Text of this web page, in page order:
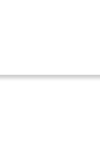
Skip to main